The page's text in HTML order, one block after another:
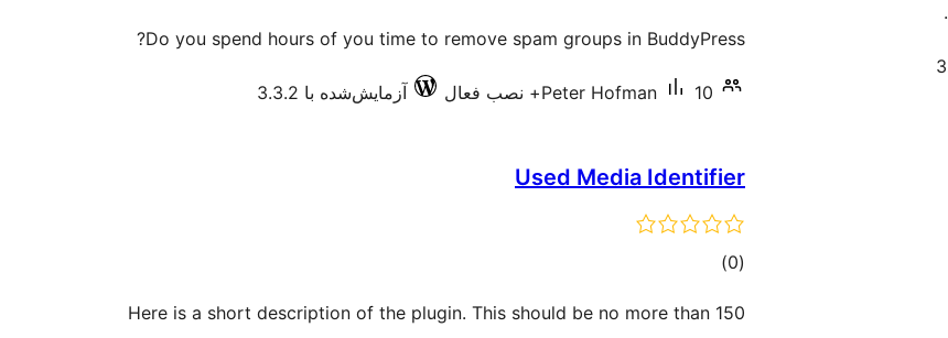
Do you spend hours of you time to remove spam groups in BuddyPress?
Peter Hofman 10+ نصب فعال آزمایش‌شده با 3.3.2
Used Media Identifier
(0 مجموع)
Here is a short description of the plugin. This should be no more than 150